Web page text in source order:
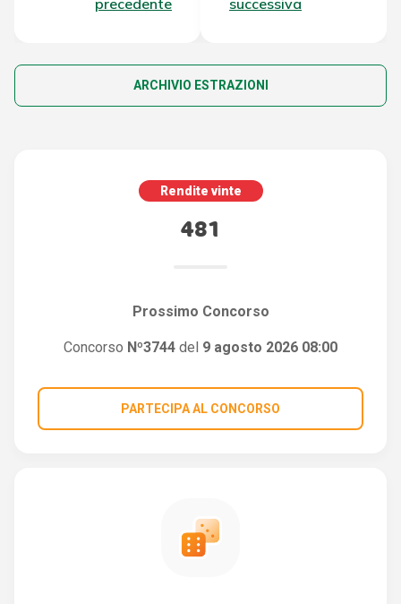
precedente
successiva
ARCHIVIO ESTRAZIONI
Rendite vinte
481
Prossimo Concorso
Concorso Nº3744 del 9 agosto 2026 08:00
PARTECIPA AL CONCORSO